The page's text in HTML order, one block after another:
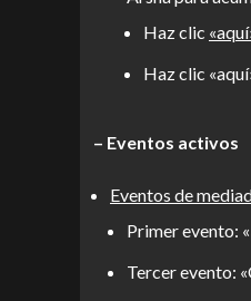
Haz clic
Haz clic
– Eventos activos
Eventos de
Primer evento:
Tercer evento: